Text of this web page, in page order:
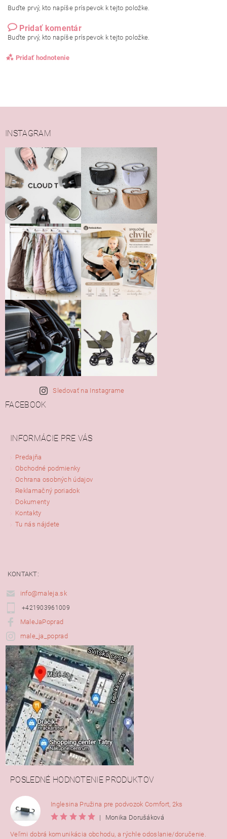
Buďte prvý, kto napíše príspevok k tejto položke.
Pridať komentár
Buďte prvý, kto napíše príspevok k tejto položke.
Pridať hodnotenie
Vložením hodnotenie súhlasíte s
podmienkami ochrany
osobných údajov
INSTAGRAM
Sledovať na Instagrame
FACEBOOK
INFORMÁCIE PRE VÁS
Predajňa
Obchodné podmienky
Ochrana osobných údajov
Reklamačný poriadok
Dokumenty
Kontakty
Tu nás nájdete
KONTAKT:
info@maleja.sk
+421903961009
MaleJaPoprad
male_ja_poprad
POSLEDNÉ HODNOTENIE PRODUKTOV
Inglesina Pružina pre podvozok Comfort, 2ks
|
Monika Dorušáková
Veľmi dobrá komunikácia obchodu, a rýchle odoslanie/doručenie.